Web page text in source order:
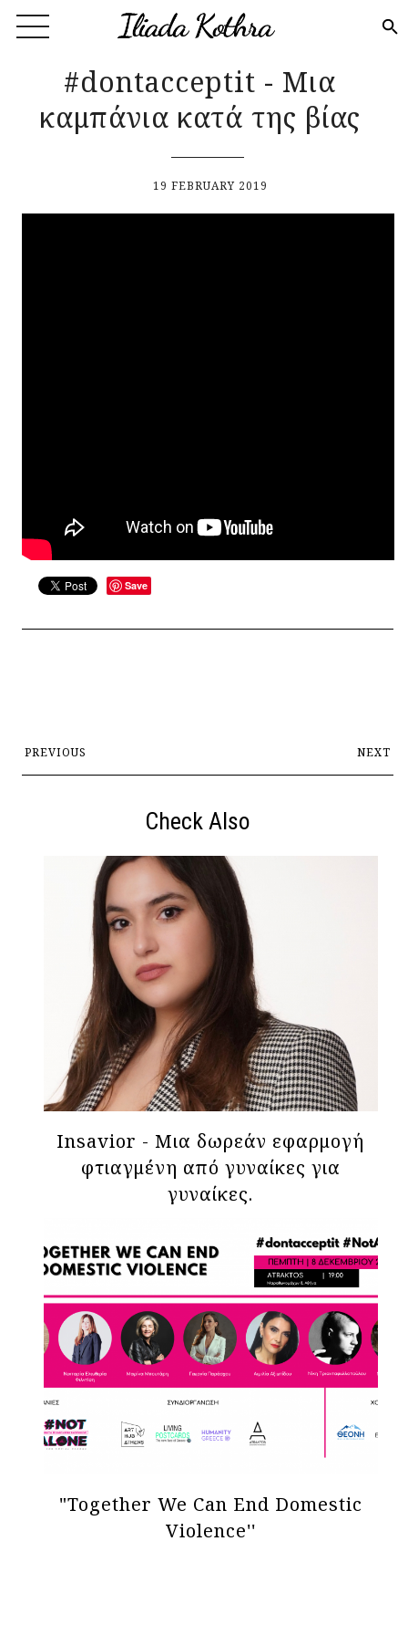
#dontacceptit - Μια
καμπάνια κατά της βίας
19 FEBRUARY 2019
Save
PREVIOUS NEXT
Check Also
Insavior - Mια δωρεάν εφαρμογή
φτιαγμένη από γυναίκες για
γυναίκες.
"Together We Can End Domestic
Violence''